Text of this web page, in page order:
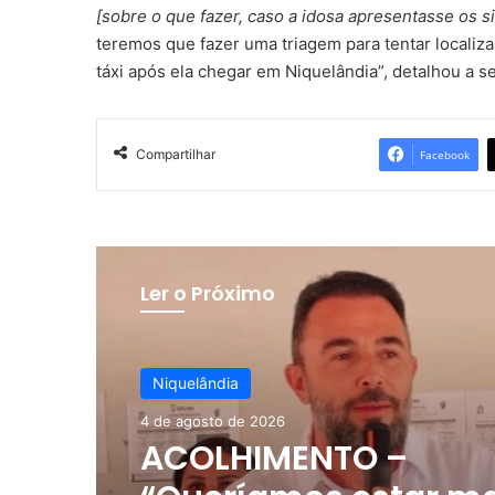
[sobre o que fazer, caso a idosa apresentasse os
teremos que fazer uma triagem para tentar
táxi após ela chegar em Niquelândia”, detalhou a
Compartilhar Facebook
Ler o Próximo
Niquelândia
4 de agosto de 2026
ACOLHIMENTO –